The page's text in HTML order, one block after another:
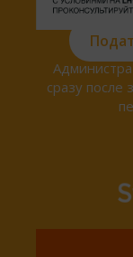
сразу после